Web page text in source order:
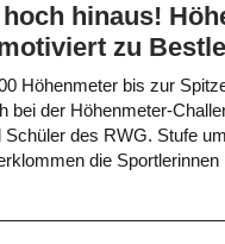
hinaus!
zu
Höhenmeter bis zur
bei der Höhenmeter-
Schüler des RWG. Stufe
die Sportlerinnen